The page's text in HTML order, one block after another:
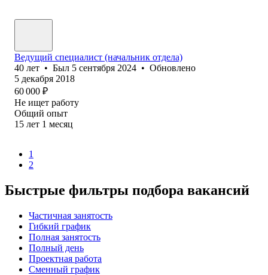
Ведущий специалист (начальник отдела)
40 лет • Был 5 сентября 2024 • Обновлено
5 декабря 2018
60 000 ₽
Не ищет работу
Общий опыт
15 лет 1 месяц
1
2
Быстрые фильтры подбора вакансий
Частичная занятость
Гибкий график
Полная занятость
Полный день
Проектная работа
Сменный график